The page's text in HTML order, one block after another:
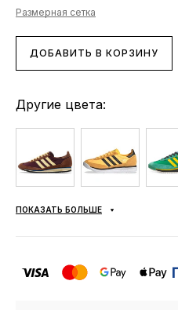
Размерная сетка
ДОБАВИТЬ В КОРЗИНУ
Другие цвета:
ПОКАЗАТЬ БОЛЬШЕ